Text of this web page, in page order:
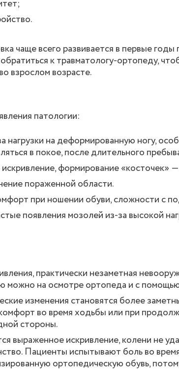
чаще всего развивается в первые
к травматологу-ортопеду,
взрослом возрасте.
патологии:
нагрузки на деформированную ногу,
в покое, после длительного
формирование «косточек»
пораженной области.
при ношении обуви, сложности с
появления мозолей из-за высокой
практически незаметная
можно на осмотре ортопеда и с
изменения становятся более
во время ходьбы или при
стороны.
выраженное искривление, колени не
Пациенты испытывают боль во
ортопедическую обувь,